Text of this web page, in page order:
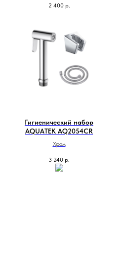
2 400 р.
Гигиенический набор
AQUATEK AQ2054CR
Хром
3 240 р.